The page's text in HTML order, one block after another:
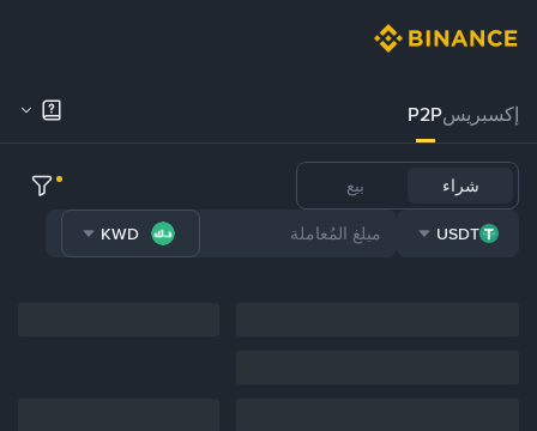
إكسبريسP2P
شراء بيع
USDT
KWD